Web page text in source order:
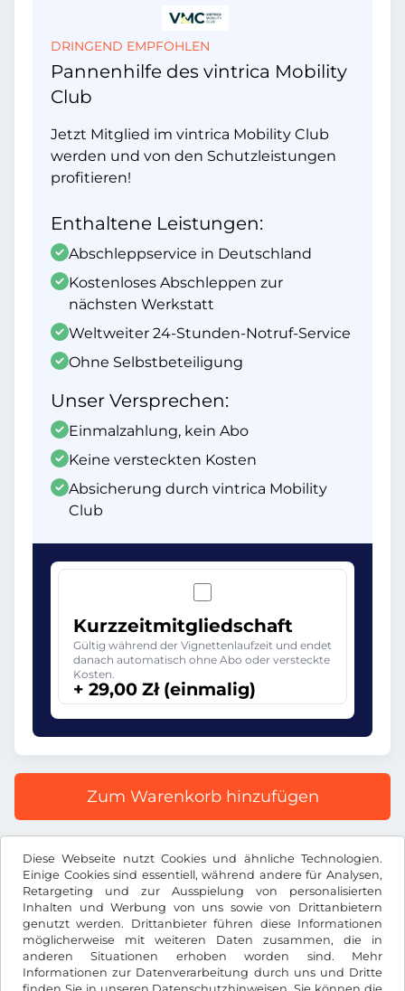
Diese Webseite nutzt Cookies und ähnliche Technologien.
Einige Cookies sind essentiell, während andere für Analysen,
Retargeting und zur Ausspielung von personalisierten
Inhalten und Werbung von uns sowie von Drittanbietern
genutzt werden. Drittanbieter führen diese Informationen
möglicherweise mit weiteren Daten zusammen, die in
anderen Situationen erhoben worden sind. Mehr
Informationen zur Datenverarbeitung durch uns und Dritte
DRINGEND EMPFOHLEN
Pannenhilfe des vintrica Mobility
Club
Jetzt Mitglied im vintrica Mobility Club
werden und von den Schutzleistungen
profitieren!
Enthaltene Leistungen:
Abschleppservice in Deutschland
Kostenloses Abschleppen zur
nächsten Werkstatt
Weltweiter 24-Stunden-Notruf-Service
Ohne Selbstbeteiligung
Unser Versprechen:
Einmalzahlung, kein Abo
Keine versteckten Kosten
Absicherung durch vintrica Mobility
Club
Kurzzeitmitgliedschaft
Gültig während der Vignettenlaufzeit und endet
danach automatisch ohne Abo oder versteckte
Kosten.
+ 29,00 Zł (einmalig)
Zum Warenkorb hinzufügen
Alle Preise inkl. gesetzlicher MwSt.
ZłPLN